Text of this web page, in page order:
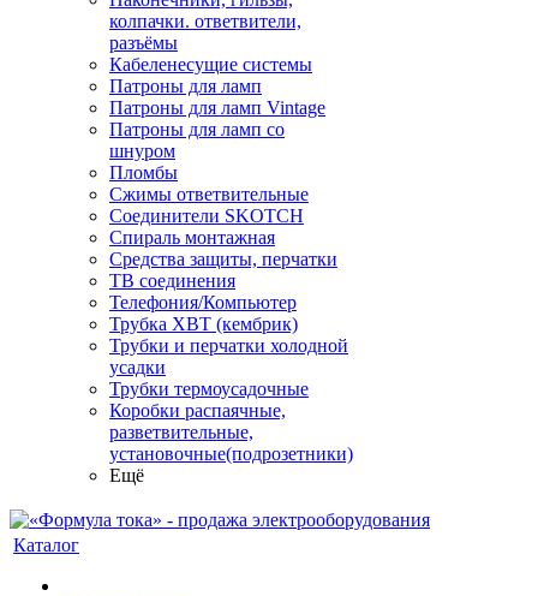
колпачки. ответвители,
разъёмы
Кабеленесущие системы
Патроны для ламп
Патроны для ламп Vintage
Патроны для ламп со
шнуром
Пломбы
Сжимы ответвительные
Соединители SKOTCH
Спираль монтажная
Средства защиты, перчатки
ТВ соединения
Телефония/Компьютер
Трубка ХВТ (кембрик)
Трубки и перчатки холодной
усадки
Трубки термоусадочные
Коробки распаячные,
разветвительные,
установочные(подрозетники)
Ещё
Каталог